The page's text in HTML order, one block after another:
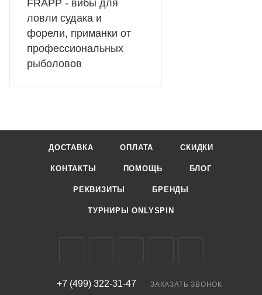
FRAPP - вибы для
ловли судака и
форели, приманки от
профессиональных
рыболовов
ДОСТАВКА ОПЛАТА СКИДКИ
КОНТАКТЫ ПОМОЩЬ БЛОГ
РЕКВИЗИТЫ БРЕНДЫ
ТУРНИРЫ ONLYSPIN
+7 (499) 322-31-47 ЗАКАЗАТЬ ЗВОНОК